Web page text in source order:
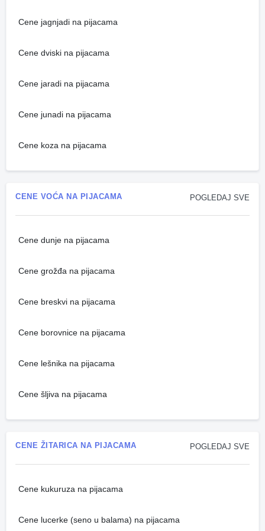
Cene jagnjadi na pijacama
Cene dviski na pijacama
Cene jaradi na pijacama
Cene junadi na pijacama
Cene koza na pijacama
POGLEDAJ SVE
CENE VOĆA NA PIJACAMA
Cene dunje na pijacama
Cene grožđa na pijacama
Cene breskvi na pijacama
Cene borovnice na pijacama
Cene lešnika na pijacama
Cene šljiva na pijacama
POGLEDAJ SVE
CENE ŽITARICA NA PIJACAMA
Cene kukuruza na pijacama
Cene lucerke (seno u balama) na pijacama